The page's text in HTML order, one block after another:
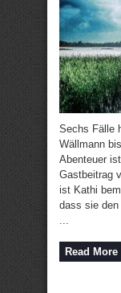
Sechs Fälle
Wällmann
Abenteuer
Gastbeitrag
ist Kathi
dass sie
...
Read More